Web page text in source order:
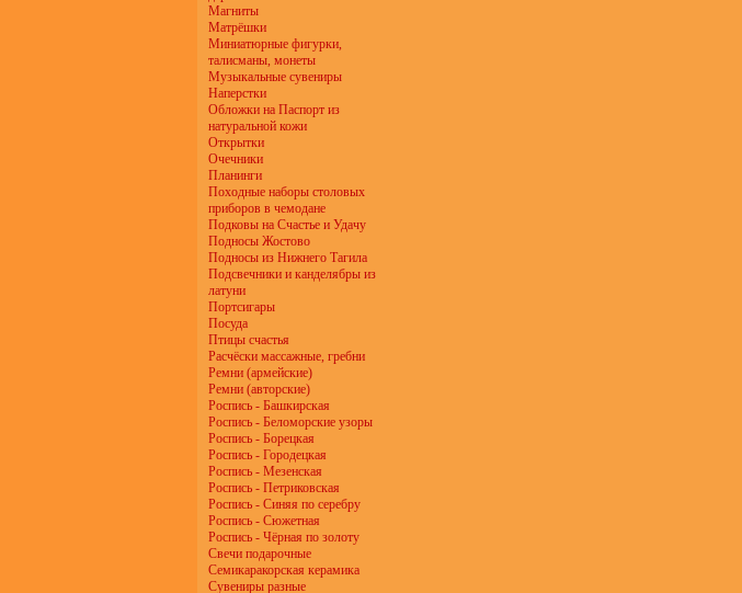
Магниты
Матрёшки
Миниатюрные фигурки,
талисманы, монеты
Музыкальные сувениры
Наперстки
Обложки на Паспорт из
натуральной кожи
Открытки
Очечники
Планинги
Походные наборы столовых
приборов в чемодане
Подковы на Счастье и Удачу
Подносы Жостово
Подносы из Нижнего Тагила
Подсвечники и канделябры из
латуни
Портсигары
Посуда
Птицы счастья
Расчёски массажные, гребни
Ремни (армейские)
Ремни (авторские)
Роспись - Башкирская
Роспись - Беломорские узоры
Роспись - Борецкая
Роспись - Городецкая
Роспись - Мезенская
Роспись - Петриковская
Роспись - Синяя по серебру
Роспись - Сюжетная
Роспись - Чёрная по золоту
Свечи подарочные
Семикаракорская керамика
Сувениры разные